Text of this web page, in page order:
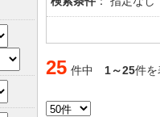
25 件中 1～25件を